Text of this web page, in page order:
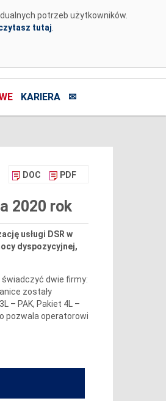
potrzeb użytkowników.
tutaj
KARIERA ✉
DOC PDF
2020 rok
usługi DSR w
dyspozycyjnej,
świadczyć dwie firmy:
zostały
– PAK, Pakiet 4L –
pozwala operatorowi